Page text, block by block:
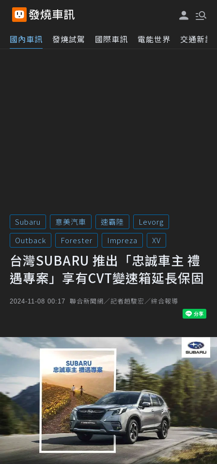
國內車訊 發燒試駕 國際車訊 電能世界 交通新訊
Subaru 意美汽車 速霸陸
Levorg
Outback
Forester Impreza XV
台灣SUBARU 推出「忠誠車主 禮
遇專案」享有CVT變速箱延長保固
2024-11-08 00:17 聯合新聞網／記者趙駿宏／綜合報導